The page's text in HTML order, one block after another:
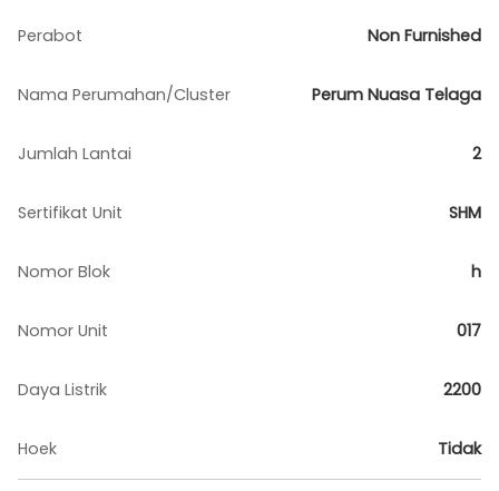
Perabot Non Furnished
Nama Perumahan/Cluster Perum Nuasa Telaga
Jumlah Lantai 2
Sertifikat Unit SHM
Nomor Blok h
Nomor Unit 017
Daya Listrik 2200
Hoek Tidak